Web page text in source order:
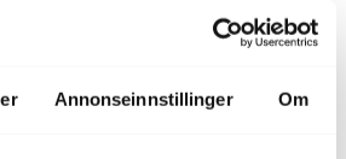
Annonseinnstillinger Om